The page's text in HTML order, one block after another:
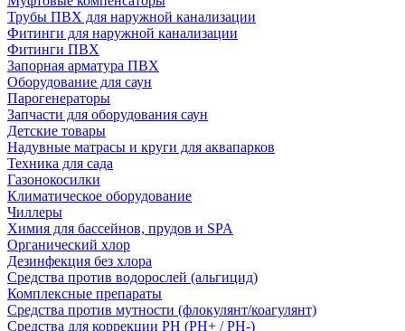
Трубы ПВХ для наружной канализации
Фитинги для наружной канализации
Фитинги ПВХ
Запорная арматура ПВХ
Оборудование для саун
Парогенераторы
Запчасти для оборудования саун
Детские товары
Надувные матрасы и круги для аквапарков
Техника для сада
Газонокосилки
Климатическое оборудование
Чиллеры
Химия для бассейнов, прудов и SPA
Органический хлор
Дезинфекция без хлора
Средства против водорослей (альгицид)
Комплексные препараты
Средства против мутности (флокулянт/коагулянт)
Средства для коррекции PH (PH+ / PH-)